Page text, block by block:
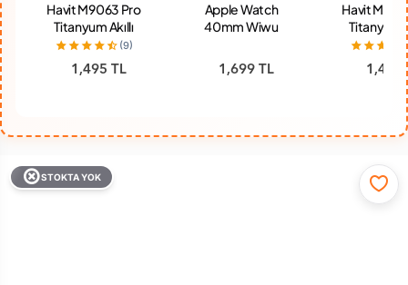
Havit M9063 Pro
Titanyum Akıllı
Saat
(9)
1,495 TL
Apple Watch
40mm Wiwu
Auger Metal
Kordon Rose
1,699 TL
Havit
Titanyum
Saat
1,495
STOKTA YOK